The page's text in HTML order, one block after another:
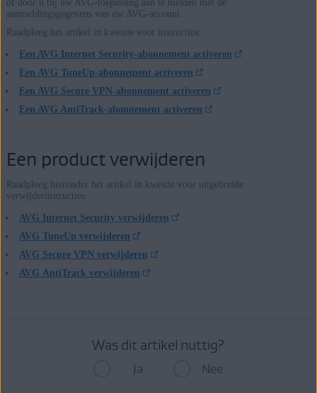
of door u bij uw AVG-toepassing aan te melden met de
aanmeldingsgegevens van uw AVG-account.
Raadpleeg het artikel in kwestie voor instructies:
Een AVG Internet Security-abonnement activeren
Een AVG TuneUp-abonnement activeren
Een AVG Secure VPN-abonnement activeren
Een AVG AntiTrack-abonnement activeren
Een product verwijderen
Raadpleeg hieronder het artikel in kwestie voor uitgebreide
verwijderinstructies:
AVG Internet Security verwijderen
AVG TuneUp verwijderen
AVG Secure VPN verwijderen
AVG AntiTrack verwijderen
Was dit artikel nuttig?
Ja Nee